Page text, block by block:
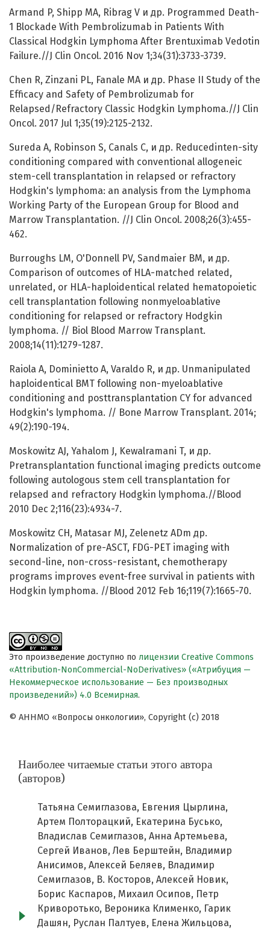
Armand P, Shipp MA, Ribrag V и др. Programmed Death-
1 Blockade With Pembrolizumab in Patients With
Classical Hodgkin Lymphoma After Brentuximab Vedotin
Failure.//J Clin Oncol. 2016 Nov 1;34(31):3733-3739.
Chen R, Zinzani PL, Fanale MA и др. Phase II Study of the
Efficacy and Safety of Pembrolizumab for
Relapsed/Refractory Classic Hodgkin Lymphoma.//J Clin
Oncol. 2017 Jul 1;35(19):2125-2132.
Sureda A, Robinson S, Canals C, и др. Reducedinten-sity
conditioning compared with conventional allogeneic
stem-cell transplantation in relapsed or refractory
Hodgkin's lymphoma: an analysis from the Lymphoma
Working Party of the European Group for Blood and
Marrow Transplantation. //J Clin Oncol. 2008;26(3):455-
462.
Burroughs LM, O'Donnell PV, Sandmaier BM, и др.
Comparison of outcomes of HLA-matched related,
unrelated, or HLA-haploidentical related hematopoietic
cell transplantation following nonmyeloablative
conditioning for relapsed or refractory Hodgkin
lymphoma. // Biol Blood Marrow Transplant.
2008;14(11):1279-1287.
Raiola A, Dominietto A, Varaldo R, и др. Unmanipulated
haploidentical BMT following non-myeloablative
conditioning and posttransplantation CY for advanced
Hodgkin's lymphoma. // Bone Marrow Transplant. 2014;
49(2):190-194.
Moskowitz AJ, Yahalom J, Kewalramani T, и др.
Pretransplantation functional imaging predicts outcome
following autologous stem cell transplantation for
relapsed and refractory Hodgkin lymphoma.//Blood
2010 Dec 2;116(23):4934-7.
Moskowitz CH, Matasar MJ, Zelenetz ADm др.
Normalization of pre-ASCT, FDG-PET imaging with
second-line, non-cross-resistant, chemotherapy
programs improves event-free survival in patients with
Hodgkin lymphoma. //Blood 2012 Feb 16;119(7):1665-70.
Это произведение доступно по лицензии Creative Commons
«Attribution-NonCommercial-NoDerivatives» («Атрибуция —
Некоммерческое использование — Без производных
произведений») 4.0 Всемирная.
© АННМО «Вопросы онкологии», Copyright (c) 2018
Наиболее читаемые статьи этого автора
(авторов)
Татьяна Семиглазова, Евгения Цырлина,
Артем Полторацкий, Екатерина Бусько,
Владислав Семиглазов, Анна Артемьева,
Сергей Иванов, Лев Берштейн, Владимир
Анисимов, Алексей Беляев, Владимир
Семиглазов, В. Косторов, Алексей Новик,
Борис Каспаров, Михаил Осипов, Петр
Криворотько, Вероника Клименко, Гарик
Дашян, Руслан Палтуев, Елена Жильцова,